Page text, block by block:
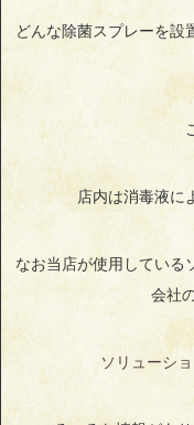
どんな除菌スプレーを設
店内は消毒液に
なお当店が使用している
会社
ソリューシ